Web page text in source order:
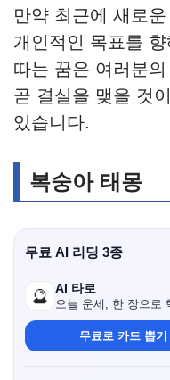
만약 최근에 새로
개인적인 목표를
따는 꿈은 여러분의
곧 결실을 맺을 것
있습니다.
복숭아 태몽
무료 AI 리딩 3종
🔮 AI 타로
오늘 운세, 한 장으로
무료로 카드 뽑기